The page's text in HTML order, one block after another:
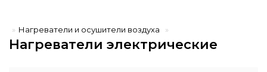
Нагреватели и осушители воздуха
Нагреватели электрические